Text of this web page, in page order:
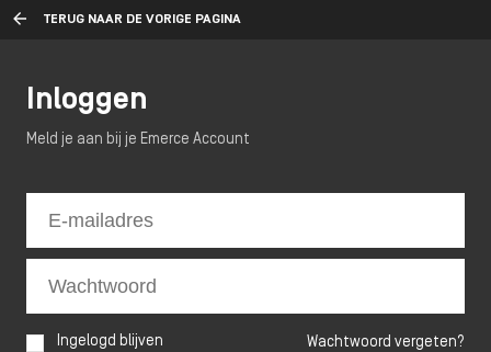
TERUG NAAR DE VORIGE PAGINA
Inloggen
Meld je aan bij je Emerce Account
Ingelogd blijven Wachtwoord vergeten?